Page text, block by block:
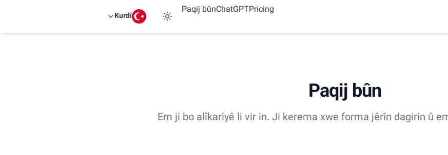
Pricing
ChatGPT
Paqij bûn
Kurdî
Paqij bûn
Em ji bo alîkariyê li vir in. Ji kerema xwe forma jêrîn dagirin û